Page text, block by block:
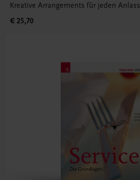
Kreative Arrangements für jeden Anlass
€ 25,70